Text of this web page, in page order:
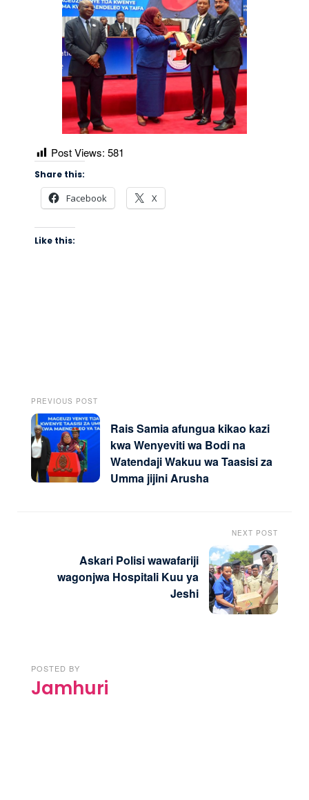
Post Views: 581
Share this:
Facebook X
Like this:
PREVIOUS POST
Rais Samia afungua kikao kazi
kwa Wenyeviti wa Bodi na
Watendaji Wakuu wa Taasisi za
Umma jijini Arusha
NEXT POST
Askari Polisi wawafariji
wagonjwa Hospitali Kuu ya
Jeshi
POSTED BY
Jamhuri